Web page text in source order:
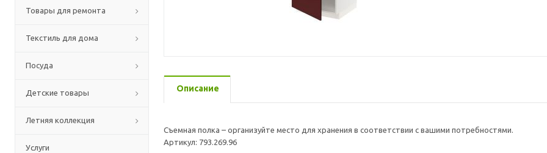
Товары для ремонта
Текстиль для дома
Посуда
Детские товары
Летняя коллекция
Услуги
Описание
Съемная полка – организуйте место для хранения в соответствии с вашими потребностями.
Артикул: 793.269.96